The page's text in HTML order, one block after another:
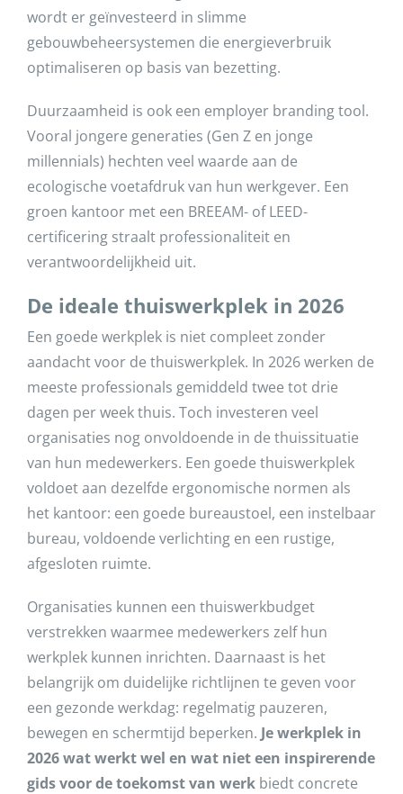
wordt er geïnvesteerd in slimme
gebouwbeheersystemen die energieverbruik
optimaliseren op basis van bezetting.
Duurzaamheid is ook een employer branding tool.
Vooral jongere generaties (Gen Z en jonge
millennials) hechten veel waarde aan de
ecologische voetafdruk van hun werkgever. Een
groen kantoor met een BREEAM- of LEED-
certificering straalt professionaliteit en
verantwoordelijkheid uit.
De ideale thuiswerkplek in 2026
Een goede werkplek is niet compleet zonder
aandacht voor de thuiswerkplek. In 2026 werken de
meeste professionals gemiddeld twee tot drie
dagen per week thuis. Toch investeren veel
organisaties nog onvoldoende in de thuissituatie
van hun medewerkers. Een goede thuiswerkplek
voldoet aan dezelfde ergonomische normen als
het kantoor: een goede bureaustoel, een instelbaar
bureau, voldoende verlichting en een rustige,
afgesloten ruimte.
Organisaties kunnen een thuiswerkbudget
verstrekken waarmee medewerkers zelf hun
werkplek kunnen inrichten. Daarnaast is het
belangrijk om duidelijke richtlijnen te geven voor
een gezonde werkdag: regelmatig pauzeren,
bewegen en schermtijd beperken. Je werkplek in
2026 wat werkt wel en wat niet een inspirerende
gids voor de toekomst van werkbiedt concrete